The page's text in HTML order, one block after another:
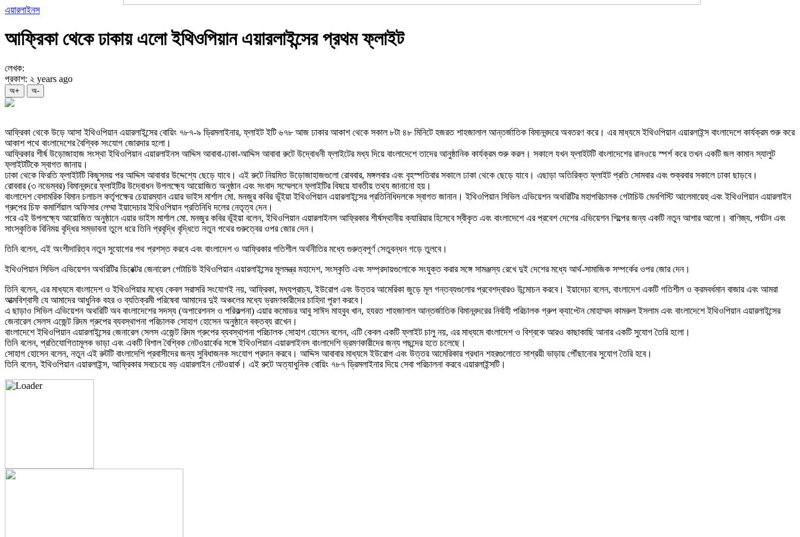
এয়ারলাইনস
আফ্রিকা থেকে ঢাকায় এলো ইথিওপিয়ান এয়ারলাইন্সের প্রথম ফ্লাইট
লেখক:
প্রকাশ: ২ years ago
অ+ অ-
আফ্রিকা থেকে উড়ে আসা ইথিওপিয়ান এয়ারলাইন্সের বোয়িং ৭৮৭-৯ ড্রিমলাইনার, ফ্লাইট ইটি ৬৭৮ আজ ঢাকার আকাশ থেকে সকাল ৮টা ৪৮ মিনিটে হজরত শাহজালাল আন্তর্জাতিক বিমানবন্দরে অবতরণ করে। এর মাধ্যমে ইথিওপিয়ান এয়ারলাইন্স বাংলাদেশে কার্যক্রম শুরু করে
আকাশ পথে বাংলাদেশের বৈশ্বিক সংযোগ জোরদার হলো।
আফ্রিকার শীর্ষ উড়োজাহাজ সংস্থা ইথিওপিয়ান এয়ারলাইনস আদ্দিস আবাবা-ঢাকা-আদ্দিস আবাবা রুটে উদ্বোধনী ফ্লাইটের মধ্য দিয়ে বাংলাদেশে তাদের আনুষ্ঠানিক কার্যক্রম শুরু করল। সকালে যখন ফ্লাইটটি বাংলাদেশের রানওয়ে স্পর্শ করে তখন একটি জল কামান স্যালুট
ফ্লাইটটিকে স্বাগত জানায়।
ঢাকা থেকে ফিরতি ফ্লাইটটি কিছুসময় পর আদ্দিস আবাবার উদ্দেশ্যে ছেড়ে যাবে। এই রুটে নিয়মিত উড়োজাহাজগুলো রোববার, মঙ্গলবার এবং বৃহস্পতিবার সকালে ঢাকা থেকে ছেড়ে যাবে। এছাড়া অতিরিক্ত ফ্লাইট প্রতি সোমবার এবং শুক্রবার সকালে ঢাকা ছাড়বে।
রোববার (৩ নভেম্বর) বিমানবন্দরে ফ্লাইটির উদ্বোধন উপলক্ষ্যে আয়োজিত অনুষ্ঠান এবং সংবাদ সম্মেলনে ফ্লাইটির বিষয়ে যাবতীয় তথ্য জানানো হয়।
বাংলাদেশ বেসামরিক বিমান চলাচল কর্তৃপক্ষের চেয়ারম্যান এয়ার ভাইস মার্শাল মো. মনজুর কবির ভূঁইয়া ইথিওপিয়ান এয়ারলাইন্সের প্রতিনিধিদলকে স্বাগত জানান। ইথিওপিয়ান সিভিল এভিয়েশন অথরিটির মহাপরিচালক গেটাচিউ মেনগিস্টি আলেমায়েহু এবং ইথিওপিয়ান এয়ারলাইন
গ্রুপের চিফ কমার্শিয়াল অফিসার লেম্মা ইয়াদেচার ইথিওপিয়ান প্রতিনিধি দলের নেতৃত্ব দেন।
পরে এই উপলক্ষ্যে আয়োজিত অনুষ্ঠানে এয়ার ভাইস মার্শাল মো. মনজুর কবির ভূঁইয়া বলেন, ইথিওপিয়ান এয়ারলাইনস আফ্রিকার শীর্ষস্থানীয় ক্যারিয়ার হিসেবে স্বীকৃত এবং বাংলাদেশে এর প্রবেশ দেশের এভিয়েশন শিল্পের জন্য একটি নতুন আশার আলো। বাণিজ্য, পর্যটন এবং
সাংস্কৃতিক বিনিময় বৃদ্ধির সম্ভাবনা তুলে ধরে তিনি প্রবৃদ্ধি বৃদ্ধিতে নতুন পথের গুরুত্বের ওপর জোর দেন।
তিনি বলেন, এই অংশীদারিত্ব নতুন সুযোগের পথ প্রশস্ত করবে এবং বাংলাদেশ ও আফ্রিকার গতিশীল অর্থনীতির মধ্যে গুরুত্বপূর্ণ সেতুবন্ধন গড়ে তুলবে।
ইথিওপিয়ান সিভিল এভিয়েশন অথরিটির ডিরেক্টর জেনারেল গেটাচিউ ইথিওপিয়ান এয়ারলাইন্সের মূলমন্ত্র মহাদেশ, সংস্কৃতি এবং সম্প্রদায়গুলোকে সংযুক্ত করার সঙ্গে সামঞ্জস্য রেখে দুই দেশের মধ্যে আর্থ-সামাজিক সম্পর্কের ওপর জোর দেন।
তিনি বলেন, এর মাধ্যমে বাংলাদেশ ও ইথিওপিয়ার মধ্যে কেবল সরাসরি সংযোগই নয়, আফ্রিকা, মধ্যপ্রাচ্য, ইউরোপ এবং উত্তর আমেরিকা জুড়ে মূল গন্তব্যগুলোর প্রবেশদ্বারও উন্মোচন করবে। ইয়াদেচা বলেন, বাংলাদেশ একটি গতিশীল ও ক্রমবর্ধমান বাজার এবং আমরা
আত্মবিশ্বাসী যে আমাদের আধুনিক বহর ও ব্যতিক্রমী পরিষেবা আমাদের দুই অঞ্চলের মধ্যে ভ্রমণকারীদের চাহিদা পূরণ করবে।
এ ছাড়াও সিভিল এভিয়েশন অথরিটি অব বাংলাদেশের সদস্য (অপারেশনস ও পরিকল্পনা) এয়ার কমোডর আবু সাঈদ মাহবুব খান, হযরত শাহজালাল আন্তর্জাতিক বিমানবন্দরের নির্বাহী পরিচালক গ্রুপ ক্যাপ্টেন মোহাম্মদ কামরুল ইসলাম এবং বাংলাদেশে ইথিওপিয়ান এয়ারলাইন্সের
জেনারেল সেলস এজেন্ট রিদম গ্রুপের ব্যবস্থাপনা পরিচালক সোহাগ হোসেন অনুষ্ঠানে বক্তব্য রাখেন।
বাংলাদেশে ইথিওপিয়ান এয়ারলাইন্সের জেনারেল সেলস এজেন্ট রিদম গ্রুপের ব্যবস্থাপনা পরিচালক সোহাগ হোসেন বলেন, এটি কেবল একটি ফ্লাইট চালু নয়, এর মাধ্যমে বাংলাদেশ ও বিশ্বকে আরও কাছাকাছি আনার একটি সুযোগ তৈরি হলো।
তিনি বলেন, প্রতিযোগিতামূলক ভাড়া এবং একটি বিশাল বৈশ্বিক নেটওয়ার্কের সঙ্গে ইথিওপিয়ান এয়ারলাইনস বাংলাদেশি ভ্রমণকারীদের জন্য পছন্দের হতে চলেছে।
সোহাগ হোসেন বলেন, নতুন এই রুটটি বাংলাদেশি প্রবাসীদের জন্য সুবিধাজনক সংযোগ প্রদান করবে। আদ্দিস আবাবার মাধ্যমে ইউরোপ এবং উত্তর আমেরিকার প্রধান শহরগুলোতে সাশ্রয়ী ভাড়ায় পৌঁছানোর সুযোগ তৈরি হবে।
তিনি বলেন, ইথিওপিয়ান এয়ারলাইন্স, আফ্রিকার সবচেয়ে বড় এয়ারলাইন নেটওয়ার্ক। এই রুটে অত্যাধুনিক বোয়িং ৭৮৭ ড্রিমলাইনার দিয়ে সেবা পরিচালনা করবে এয়ারলাইন্সটি।